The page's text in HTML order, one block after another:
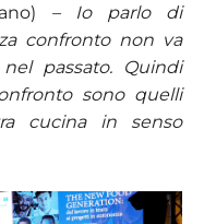
– Io parlo di
confronto non va
passato. Quindi
sono quelli
cucina in senso